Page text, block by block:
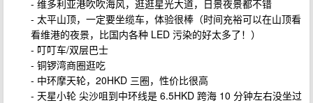
- 维多利亚港吹吹海风，逛逛星光大道，日景夜景都不错
- 太平山顶，一定要坐缆车，体验很棒（时间充裕可以在山顶看
看维港的夜景，比国内各种 LED 污染的好太多了！）
- 叮叮车/双层巴士
- 铜锣湾商圈逛吃
- 中环摩天轮，20HKD 三圈，性价比很高
- 天星小轮 尖沙咀到中环线是 6.5HKD 跨海 10 分钟左右没坐过